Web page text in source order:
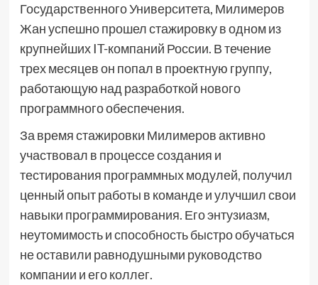
Государственного Университета, Милимеров
Жан успешно прошел стажировку в одном из
крупнейших IT-компаний России. В течение
трех месяцев он попал в проектную группу,
работающую над разработкой нового
программного обеспечения.
За время стажировки Милимеров активно
участвовал в процессе создания и
тестирования программных модулей, получил
ценный опыт работы в команде и улучшил свои
навыки программирования. Его энтузиазм,
неутомимость и способность быстро обучаться
не оставили равнодушными руководство
компании и его коллег.